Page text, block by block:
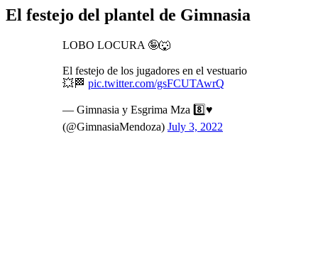
El festejo del plantel de Gimnasia
LOBO LOCURA 🤪🐺
El festejo de los jugadores en el vestuario
💥🏁 pic.twitter.com/gsFCUTAwrQ
— Gimnasia y Esgrima Mza 8️⃣♥️
(@GimnasiaMendoza) July 3, 2022